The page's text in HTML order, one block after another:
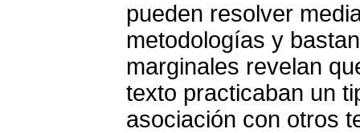
pueden resolver
metodologías y
marginales revelan
texto practicaban un
asociación con otros